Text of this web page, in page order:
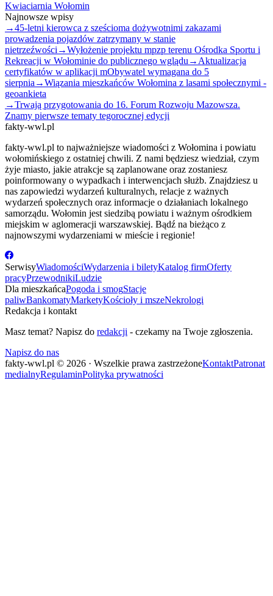
Kwiaciarnia Wołomin
Najnowsze wpisy
→45-letni kierowca z sześcioma dożywotnimi zakazami
prowadzenia pojazdów zatrzymany w stanie
nietrzeźwości →Wyłożenie projektu mpzp terenu Ośrodka Sportu i
Rekreacji w Wołominie do publicznego wglądu → Aktualizacja
certyfikatów w aplikacji mObywatel wymagana do 5
sierpnia →Wiązania mieszkańców Wołomina z lasami społecznymi -
geoankieta
→Trwają przygotowania do 16. Forum Rozwoju Mazowsza.
Znamy pierwsze tematy tegorocznej edycji
fakty-wwl.pl
fakty-wwl.pl to najważniejsze wiadomości z Wołomina i powiatu
wołomińskiego z ostatniej chwili. Z nami będziesz wiedział, czym
żyje miasto, jakie atrakcje są zaplanowane oraz zostaniesz
poinformowany o wypadkach i interwencjach służb. Znajdziesz u
nas zapowiedzi wydarzeń kulturalnych, relacje z ważnych
wydarzeń społecznych oraz informacje o działaniach lokalnego
samorządu. Wołomin jest siedzibą powiatu i ważnym ośrodkiem
miejskim w aglomeracji warszawskiej. Bądź na bieżąco z
najnowszymi wydarzeniami w mieście i regionie!
SerwisyWiadomościWydarzenia i biletyKatalog firmOferty
pracyPrzewodnikiLudzie
Dla mieszkańcaPogoda i smogStacje
paliwBankomatyMarketyKościoły i mszeNekrologi
Redakcja i kontakt
Masz temat? Napisz do redakcji - czekamy na Twoje zgłoszenia.
Napisz do nas
fakty-wwl.pl © 2026 · Wszelkie prawa zastrzeżoneKontaktPatronat
medialnyRegulaminPolityka prywatności